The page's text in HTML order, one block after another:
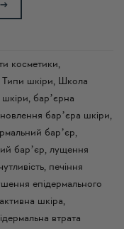
→
косметики,
Типи шкіри, Школа
шкіри, барʼєрна
барʼєра шкіри,
барʼєр,
барʼєр, лущення
, печіння
епідермального
шкіра,
втрата